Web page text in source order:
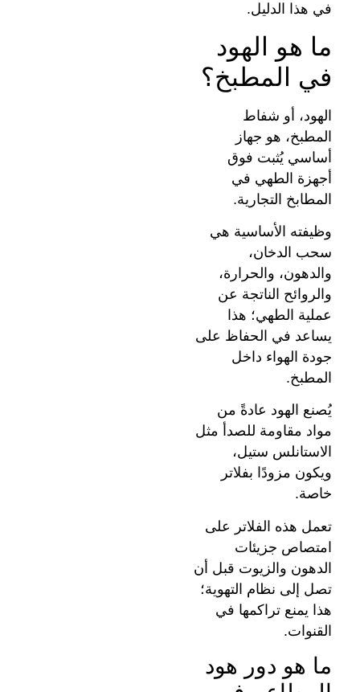
في هذا الدليل.
ما هو الهود
في المطبخ؟
الهود، أو شفاط
المطبخ، هو جهاز
أساسي يُثبت فوق
أجهزة الطهي في
المطابخ التجارية.
وظيفته الأساسية هي
سحب الدخان،
والدهون، والحرارة،
والروائح الناتجة عن
عملية الطهي؛ هذا
يساعد في الحفاظ على
جودة الهواء داخل
المطبخ.
يُصنع الهود عادةً من
مواد مقاومة للصدأ مثل
الاستانلس ستيل،
ويكون مزودًا بفلاتر
خاصة.
تعمل هذه الفلاتر على
امتصاص جزيئات
الدهون والزيوت قبل أن
تصل إلى نظام التهوية؛
هذا يمنع تراكمها في
القنوات.
ما هو دور هود